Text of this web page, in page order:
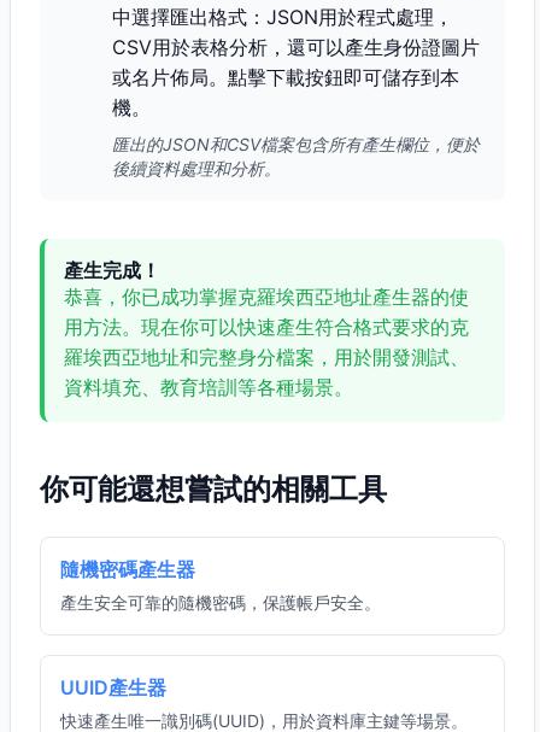
中選擇匯出格式：JSON用於程式處理，
CSV用於表格分析，還可以產生身份證圖片
或名片佈局。點擊下載按鈕即可儲存到本
機。
匯出的JSON和CSV檔案包含所有產生欄位，便於
後續資料處理和分析。
產生完成！
恭喜，你已成功掌握克羅埃西亞地址產生器的使
用方法。現在你可以快速產生符合格式要求的克
羅埃西亞地址和完整身分檔案，用於開發測試、
資料填充、教育培訓等各種場景。
你可能還想嘗試的相關工具
隨機密碼產生器
產生安全可靠的隨機密碼，保護帳戶安全。
UUID產生器
快速產生唯一識別碼(UUID)，用於資料庫主鍵等場景。